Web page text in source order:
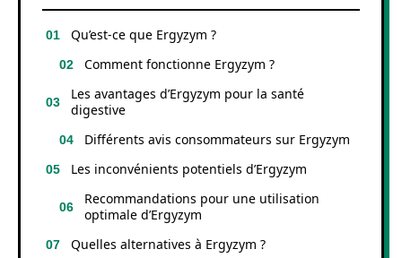
Qu’est-ce que Ergyzym ?
Comment fonctionne Ergyzym ?
Les avantages d’Ergyzym pour la santé
digestive
Différents avis consommateurs sur Ergyzym
Les inconvénients potentiels d’Ergyzym
Recommandations pour une utilisation
optimale d’Ergyzym
Quelles alternatives à Ergyzym ?